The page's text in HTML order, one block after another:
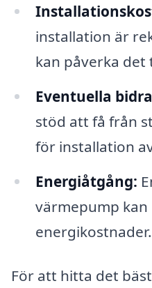
installation är
kan påverka det
Eventuella
stöd att få från
för installation
Energiåtgång:
värmepump
energikostnader.
För att hitta det